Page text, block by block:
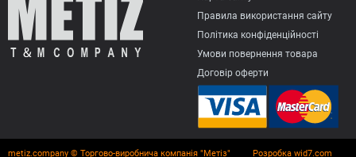
Правила використання сайту
Політика конфіденційності
Умови повернення товарa
Договір оферти
metiz.company © Торгово-виробнича компанія "Метіз" Розробка wid7.com